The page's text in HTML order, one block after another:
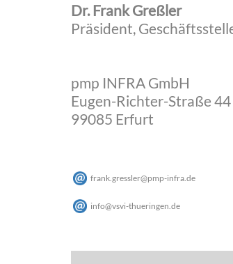
Dr. Frank Greßler
Präsident,
pmp INFRA GmbH
Eugen-Richter-Straße 44
99085 Erfurt
frank.gressler@pmp-infra de
info@vsvi-thueringen de